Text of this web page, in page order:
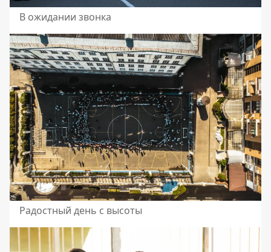
В ожидании звонка
Радостный день с высоты